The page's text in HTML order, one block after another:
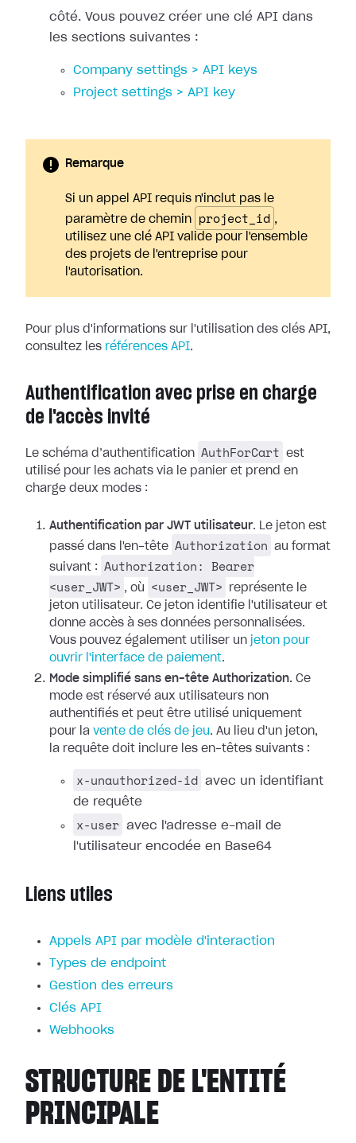
côté. Vous pouvez créer une clé API dans
les sections suivantes :
Company settings > API keys
Project settings > API key
Remarque
Si un appel API requis n'inclut pas le
paramètre de chemin
project_id ,
utilisez une clé API valide pour l'ensemble
des projets de l'entreprise pour
l'autorisation.
Pour plus d'informations sur l'utilisation des clés API,
consultez les références API.
Authentification avec prise en charge
de l'accès invité
Le schéma d’authentification AuthForCart
est
utilisé pour les achats via le panier et prend en
charge deux modes :
Authentification par JWT utilisateur. Le jeton est
passé dans l'en-tête Authorization
au format
suivant :
Authorization: Bearer
<user_JWT> , où <user_JWT>
représente le
jeton utilisateur. Ce jeton identifie l'utilisateur et
donne accès à ses données personnalisées.
Vous pouvez également utiliser un jeton pour
ouvrir l'interface de paiement.
Mode simplifié sans en-tête Authorization. Ce
mode est réservé aux utilisateurs non
authentifiés et peut être utilisé uniquement
pour la vente de clés de jeu . Au lieu d'un jeton,
la requête doit inclure les en-têtes suivants :
x-unauthorized-id avec un identifiant
de requête
x-user avec l'adresse e-mail de
l'utilisateur encodée en Base64
Liens utiles
Appels API par modèle d'interaction
Types de endpoint
Gestion des erreurs
Clés API
Webhooks
STRUCTURE DE L'ENTITÉ
PRINCIPALE